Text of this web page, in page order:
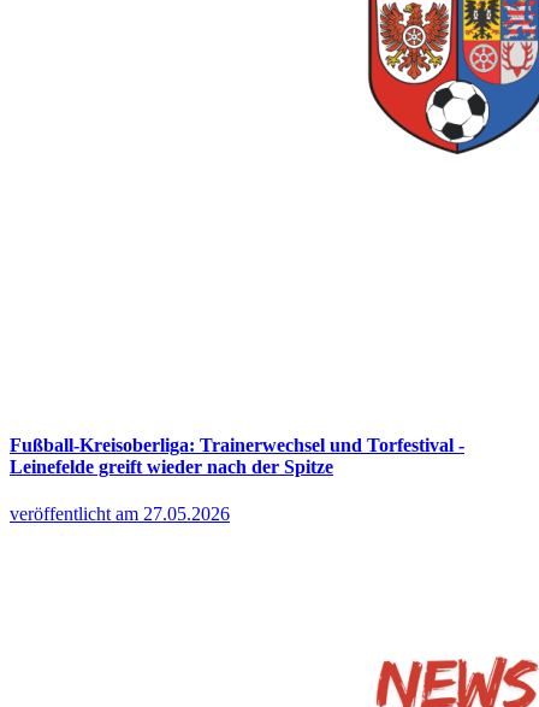
Fußball-Kreisoberliga: Trainerwechsel und Torfestival -
Leinefelde greift wieder nach der Spitze
veröffentlicht am 27.05.2026